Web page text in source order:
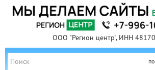
ООО "Регион центр", ИНН